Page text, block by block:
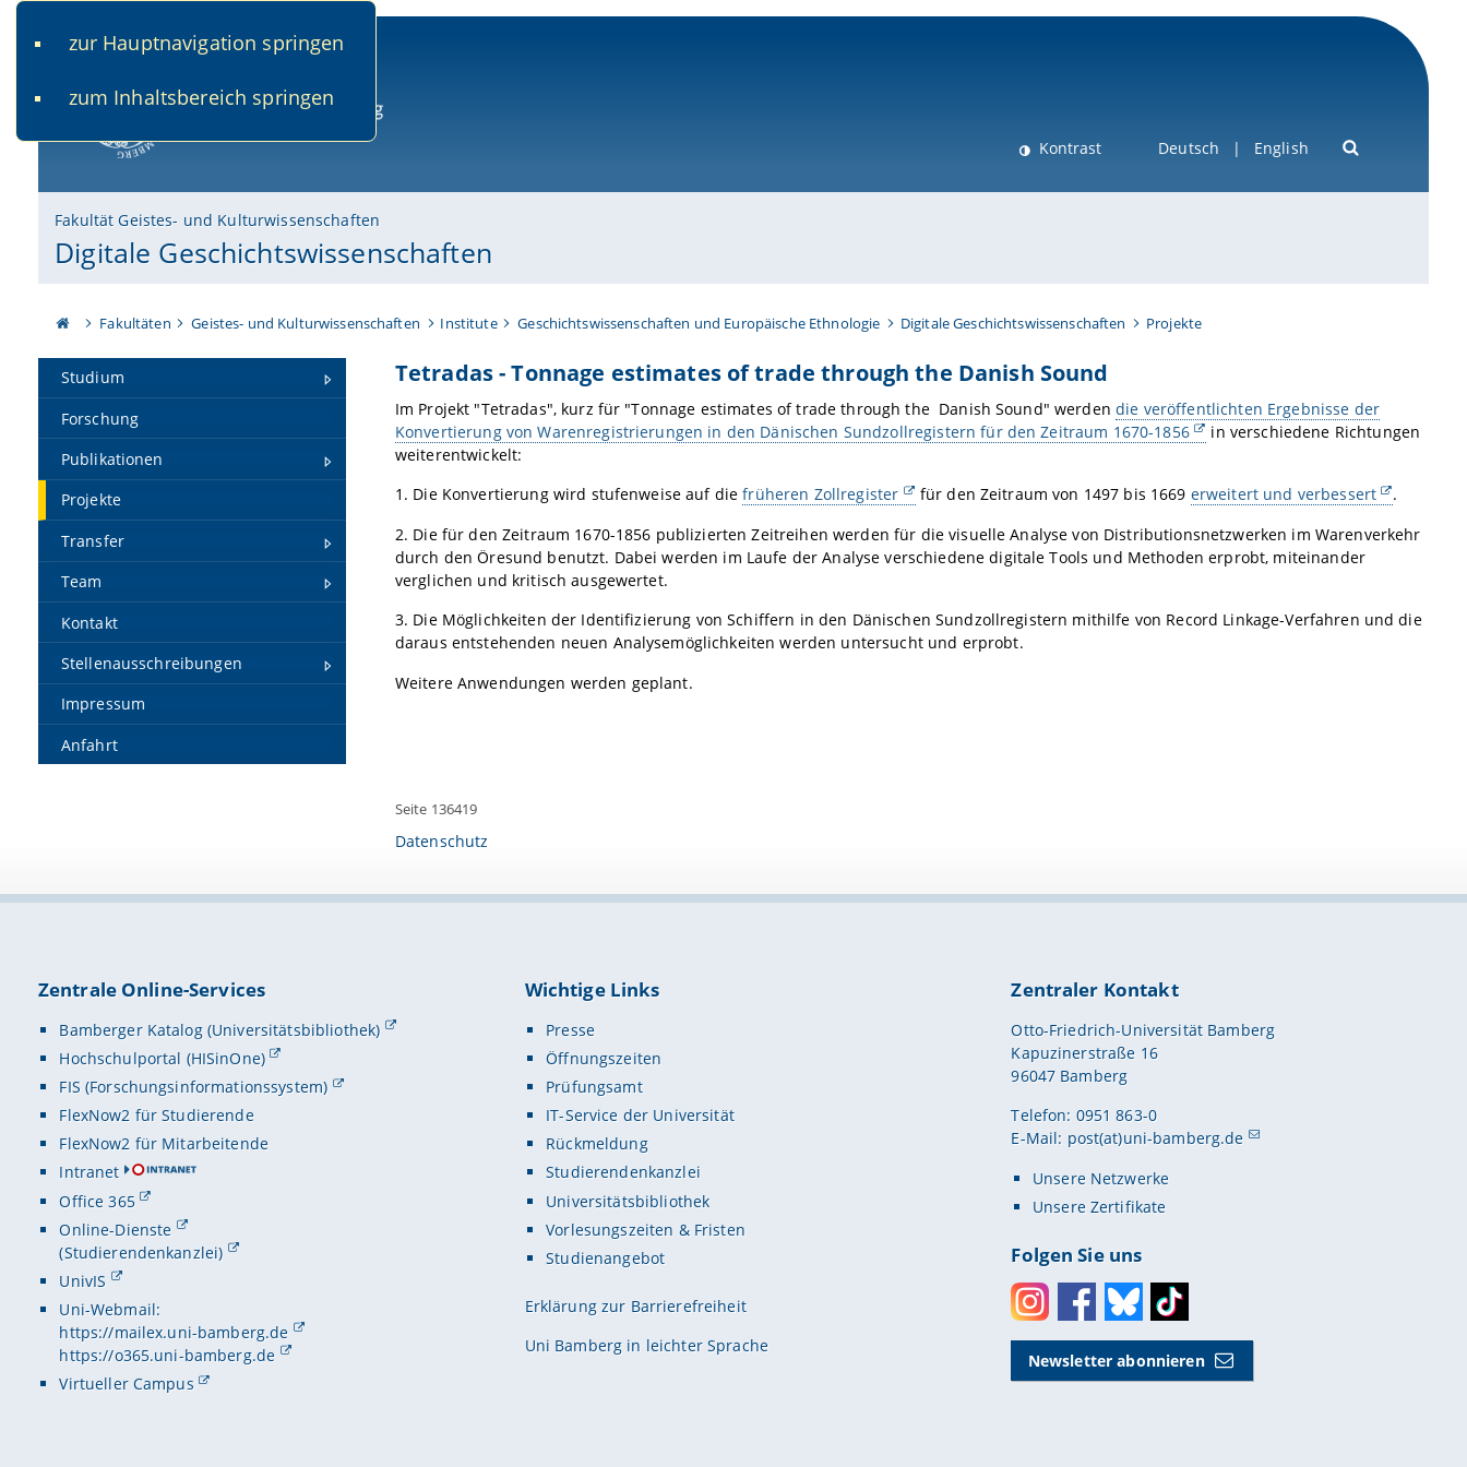
zur Hauptnavigation springen
zum Inhaltsbereich springen
Kontrast Deutsch English
Fakultät Geistes- und Kulturwissenschaften
Digitale Geschichtswissenschaften
Fakultäten Geistes- und Kulturwissenschaften Institute Geschichtswissenschaften und Europäische Ethnologie Digitale Geschichtswissenschaften Projekte
Studium
Forschung
Publikationen
Projekte
Transfer
Team
Kontakt
Stellenausschreibungen
Impressum
Anfahrt
Tetradas - Tonnage estimates of trade through the Danish Sound
Im Projekt "Tetradas", kurz für "Tonnage estimates of trade through the Danish Sound" werdendie veröffentlichten Ergebnisse der
Konvertierung von Warenregistrierungen in den Dänischen Sundzollregistern für den Zeitraum 1670-1856
in verschiedene Richtungen
weiterentwickelt:
1. Die Konvertierung wird stufenweise auf diefrüheren Zollregister für den Zeitraum von 1497 bis 1669 erweitert und verbessert
.
2. Die für den Zeitraum 1670-1856 publizierten Zeitreihen werden für die visuelle Analyse von Distributionsnetzwerken im Warenverkehr
durch den Öresund benutzt. Dabei werden im Laufe der Analyse verschiedene digitale Tools und Methoden erprobt, miteinander
verglichen und kritisch ausgewertet.
3. Die Möglichkeiten der Identifizierung von Schiffern in den Dänischen Sundzollregistern mithilfe von Record Linkage-Verfahren und die
daraus entstehenden neuen Analysemöglichkeiten werden untersucht und erprobt.
Weitere Anwendungen werden geplant.
Seite 136419
Datenschutz
Zentrale Online-Services
Bamberger Katalog (Universitätsbibliothek)
Hochschulportal (HISinOne)
FIS (Forschungsinformationssystem)
FlexNow2 für Studierende
FlexNow2 für Mitarbeitende
Intranet
Office 365
Online-Dienste
(Studierendenkanzlei)
UnivIS
Uni-Webmail:
https://mailex.uni-bamberg.de
https://o365.uni-bamberg.de
Virtueller Campus
Wichtige Links
Presse
Öffnungszeiten
Prüfungsamt
IT-Service der Universität
Rückmeldung
Studierendenkanzlei
Universitätsbibliothek
Vorlesungszeiten & Fristen
Studienangebot
Erklärung zur Barrierefreiheit
Uni Bamberg in leichter Sprache
Zentraler Kontakt
Otto-Friedrich-Universität Bamberg
Kapuzinerstraße 16
96047 Bamberg
Telefon: 0951 863-0
E-Mail: post(at)uni-bamberg.de
Unsere Netzwerke
Unsere Zertifikate
Folgen Sie uns
InstagramFacebookBlueskyToktok
Newsletter abonnieren